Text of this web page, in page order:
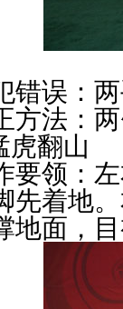
错误：
方法：
虎翻山
要领：
先着地
地面，